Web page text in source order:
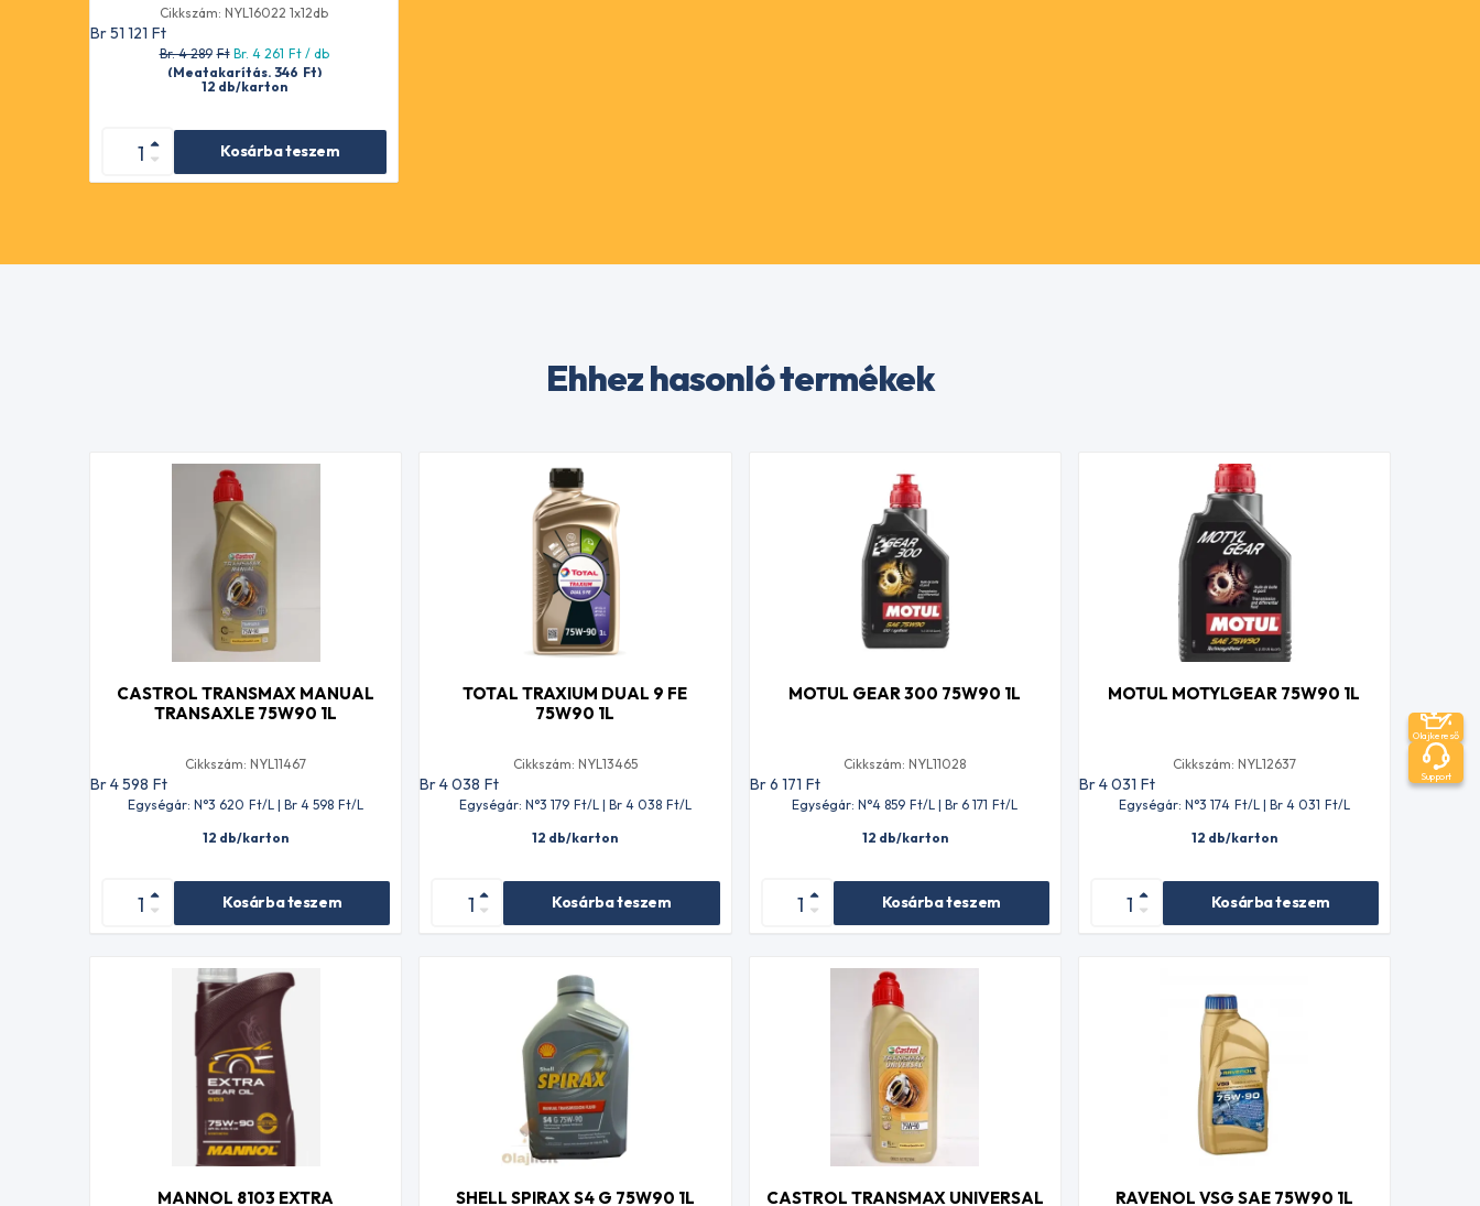
Cikkszám: NYL16022 1x12db
Br 51 121 Ft
Br. 4 289 Ft Br. 4 261 Ft/ db
(Megtakarítás. 346 Ft)
12 db/karton
Kosárba teszem
Ehhez hasonló termékek
CASTROL TRANSMAX MANUAL
TRANSAXLE 75W90 1L
Cikkszám: NYL11467
Br 4 598 Ft
Egységár: N°3 620 Ft/L | Br 4 598 Ft/L
12 db/karton
Kosárba teszem
TOTAL TRAXIUM DUAL 9 FE
75W90 1L
Cikkszám: NYL13465
Br 4 038 Ft
Egységár: N°3 179 Ft/L | Br 4 038 Ft/L
12 db/karton
Kosárba teszem
MOTUL GEAR 300 75W90 1L
Cikkszám: NYL11028
Br 6 171 Ft
Egységár: N°4 859 Ft/L | Br 6 171 Ft/L
12 db/karton
Kosárba teszem
MOTUL MOTYLGEAR 75W90 1L
Cikkszám: NYL12637
Br 4 031 Ft
Egységár: N°3 174 Ft/L | Br 4 031 Ft/L
12 db/karton
Kosárba teszem
MANNOL 8103 EXTRA SHELL SPIRAX S4 G 75W90 1L CASTROL TRANSMAX UNIVERSAL RAVENOL VSG SAE 75W90 1L
Olajkereső
Support